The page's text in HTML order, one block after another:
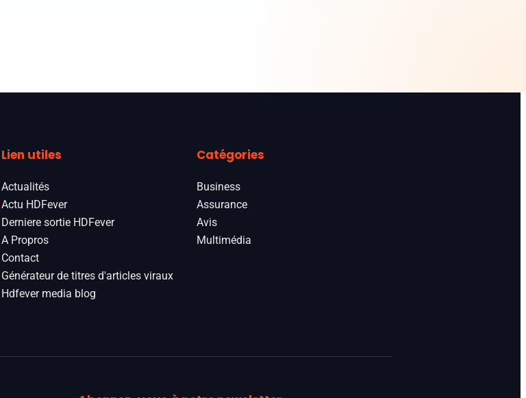
Lien utiles
Actualités
Actu HDFever
Derniere sortie HDFever
A Propros
Contact
Générateur de titres d'articles viraux
Hdfever media blog
Catégories
Business
Assurance
Avis
Multimédia